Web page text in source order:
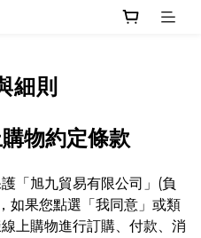
細則
物約定條款
「旭九貿易有限公司」(負
如果您點選「我同意」或類
上購物進行訂購、付款、消